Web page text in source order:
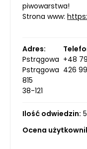
piwowarstwa!
Strona www:
Adres:
Pstrągowa
Pstrągowa
815
38-121
+48
426
Ilość odwiedzin:
Ocena